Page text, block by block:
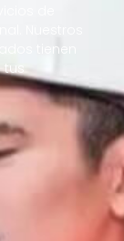
de
Nuestros
tienen